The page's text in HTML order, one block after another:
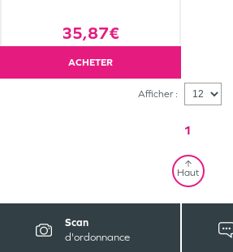
35,87€
ACHETER
Afficher :
1
Haut
Scan
d'ordonnance